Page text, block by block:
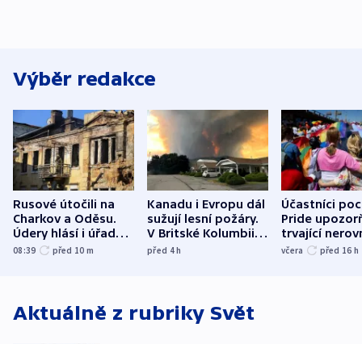
Výběr redakce
Rusové útočili na
Charkov a Oděsu.
Údery hlásí i úřady v
Bělgorodu
08:39 před 10 m
Kanadu i Evropu dál
sužují lesní požáry.
V Britské Kolumbii
evakuovali tisíce lidí
před 4h
Účastníci
Pride
trvající
včera před 16 h
Aktuálně z rubriky Svět